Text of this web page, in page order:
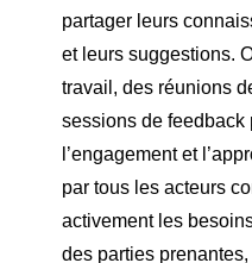
partager leurs
et leurs suggestions.
travail, des réunions
sessions de feedback
l’engagement et
par tous les acteurs
activement les
des parties